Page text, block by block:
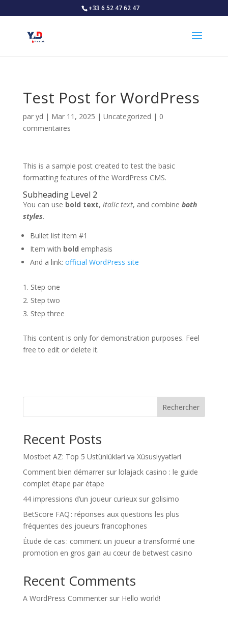
+33 6 52 47 62 47
Test Post for WordPress
par yd | Mar 11, 2025 | Uncategorized | 0
commentaires
This is a sample post created to test the basic
formatting features of the WordPress CMS.
Subheading Level 2
You can use bold text, italic text, and combine both
styles.
Bullet list item #1
Item with bold emphasis
And a link: official WordPress site
Step one
Step two
Step three
This content is only for demonstration purposes. Feel
free to edit or delete it.
Rechercher
Recent Posts
Mostbet AZ: Top 5 Üstünlükləri və Xüsusiyyətləri
Comment bien démarrer sur lolajack casino : le guide
complet étape par étape
44 impressions d’un joueur curieux sur golisimo
BetScore FAQ : réponses aux questions les plus
fréquentes des joueurs francophones
Étude de cas : comment un joueur a transformé une
promotion en gros gain au cœur de betwest casino
Recent Comments
A WordPress Commentersur Hello world!